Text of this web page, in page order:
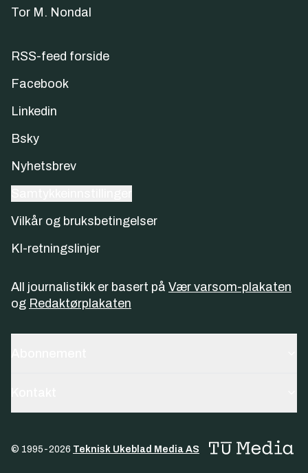
Tor M. Nondal
RSS-feed forside
Facebook
Linkedin
Bsky
Nyhetsbrev
Vilkår og bruksbetingelser
KI-retningslinjer
All journalistikk er basert på Vær varsom-plakaten
og Redaktørplakaten
© 1995-2026 Teknisk Ukeblad Media AS